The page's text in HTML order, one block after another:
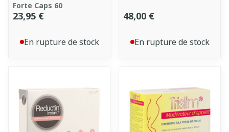
Forte Caps 60
23,95 €
En rupture de stock
48,00 €
En rupture de stock